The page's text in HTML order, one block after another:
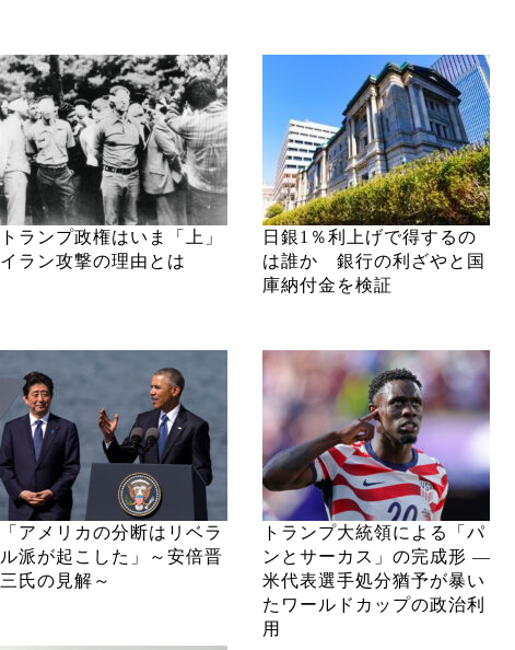
トランプ政権はいま「上」
イラン攻撃の理由とは
日銀1％利上げで得するの
は誰か 銀行の利ざやと国
庫納付金を検証
「アメリカの分断はリベラ
ル派が起こした」～安倍晋
三氏の見解～
トランプ大統領による「パ
ンとサーカス」の完成形 ―
米代表選手処分猶予が暴い
たワールドカップの政治利
用